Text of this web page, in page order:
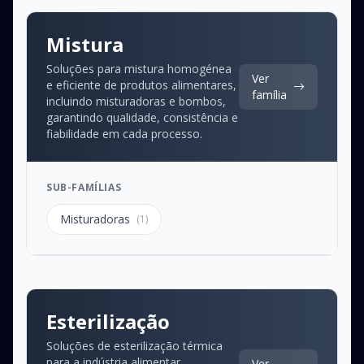
Mistura
Soluções para mistura homogénea
e eficiente de produtos alimentares,
incluindo misturadoras e bombos,
garantindo qualidade, consistência e
fiabilidade em cada processo.
Ver
família
SUB-FAMÍLIAS
Misturadoras (1)
Esterilização
Soluções de esterilização térmica